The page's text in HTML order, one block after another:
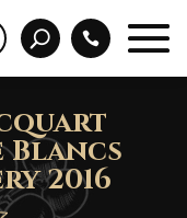
Blancs
2016